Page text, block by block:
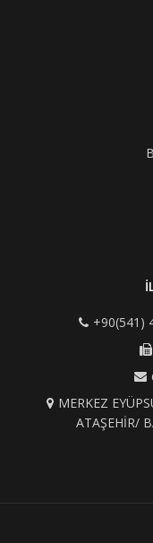
+90(541)
MERKEZ
ATAŞEHİR/